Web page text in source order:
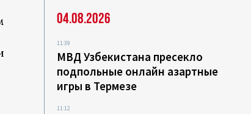
04.08.2026
11:39
МВД Узбекистана пресекло
подпольные онлайн азартные
игры в Термезе
11:12